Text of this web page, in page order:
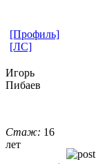
[Профиль]
[ЛС]
Игорь
Пибаев
Стаж: 16
лет